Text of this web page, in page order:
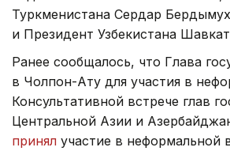
Туркменистана Сердар
и Президент Узбекистана
Ранее сообщалось, что Глава
в Чолпон-Ату для участия в
Консультативной встрече глав
Центральной Азии и
принял участие в неформальной